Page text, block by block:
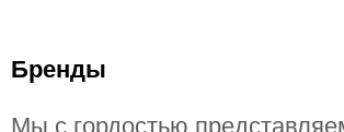
Бренды
Мы с гордостью